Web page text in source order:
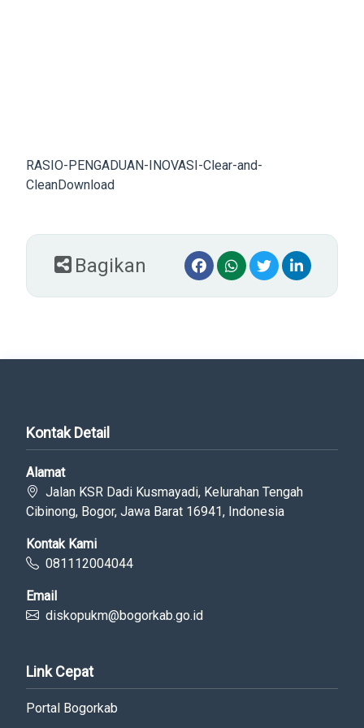
RASIO-PENGADUAN-INOVASI-Clear-and-
CleanDownload
Bagikan
Kontak Detail
Alamat
Jalan KSR Dadi Kusmayadi, Kelurahan Tengah
Cibinong, Bogor, Jawa Barat 16941, Indonesia
Kontak Kami
081112004044
Email
diskopukm@bogorkab.go.id
Link Cepat
Portal Bogorkab